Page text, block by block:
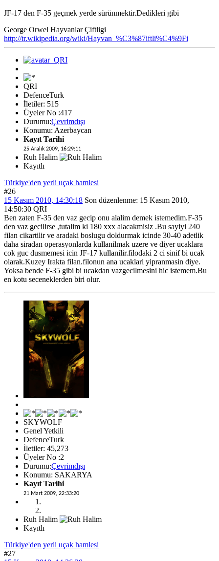
JF-17 den F-35 geçmek yerde sürünmektir.Dedikleri gibi
George Orwel Hayvanlar Çiftligi
http://tr.wikipedia.org/wiki/Hayvan_%C3%87iftli%C4%9Fi
QRI
DefenceTurk
İletiler: 515
Üyeler No :417
Durumu:Çevrimdışı
Konumu: Azerbaycan
Kayıt Tarihi
25 Aralık 2009, 16:29:11
Ruh Halim
Kayıtlı
Türkiye'den yerli uçak hamlesi
#26
15 Kasım 2010, 14:30:18 Son düzenlenme: 15 Kasım 2010,
14:50:30 QRI
Ben zaten F-35 den vaz gecip onu alalim demek istemedim.F-35
den vaz gecilirse ,tutalim ki 180 xxx alacakmisiz .Bu sayiyi 240
filan cikartilir ve aradaki boslugu doldurmak icinde 30-40 adetlik
daha siradan operasyonlarda kullanilmak uzere ve diyer ucaklara
cok guc dusmemesi icin JF-17 kullanilir.filodaki 2 ci sinif bi ucak
olarak.Kuzey Irakta filan.filonun ana ucaklari yipranmasin diye.
Yoksa bende F-35 gibi bi ucakdan vazgecilmesini hic istemem.Bu
en kotu seceneklerden biri olur.
SKYWOLF
Genel Yetkili
DefenceTurk
İletiler: 45,273
Üyeler No :2
Durumu:Çevrimdışı
Konumu: SAKARYA
Kayıt Tarihi
21 Mart 2009, 22:33:20
Ruh Halim
Kayıtlı
Türkiye'den yerli uçak hamlesi
#27